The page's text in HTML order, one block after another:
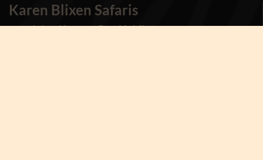
Karen Blixen Safaris
- en del av Karsten Ree Holding